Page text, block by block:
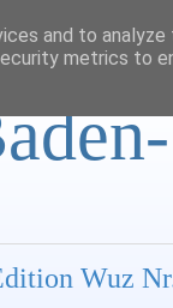
Wuz
and to analyze
metrics to